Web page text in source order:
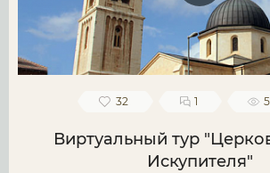
32 1
Виртуальный тур
Искупителя"